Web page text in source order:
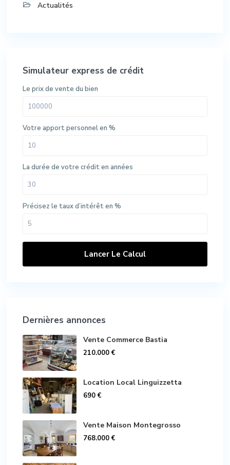
Actualités
Simulateur express de crédit
Le prix de vente du bien
Votre apport personnel en %
La durée de votre crédit en années
Précisez le taux d’intérêt en %
Lancer Le Calcul
Dernières annonces
Vente Commerce Bastia
210.000 €
Location Local Linguizzetta
690 €
Vente Maison Montegrosso
768.000 €